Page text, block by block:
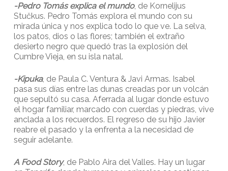
-Pedro Tomás explica el mundo, de Kornelijus
Stučkus. Pedro Tomás explora el mundo con su
mirada única y nos explica todo lo que ve. La selva,
los patos, dios o las flores; también el extraño
desierto negro que quedó tras la explosión del
Cumbre Vieja, en su isla natal.
-Kipuka, de Paula C. Ventura & Javi Armas. Isabel
pasa sus días entre las dunas creadas por un volcán
que sepultó su casa. Aferrada al lugar donde estuvo
el hogar familiar, marcado con cuerdas y piedras, vive
anclada a los recuerdos. El regreso de su hijo Javier
reabre el pasado y la enfrenta a la necesidad de
seguir adelante.
A Food Story, de Pablo Aira del Valles. Hay un lugar